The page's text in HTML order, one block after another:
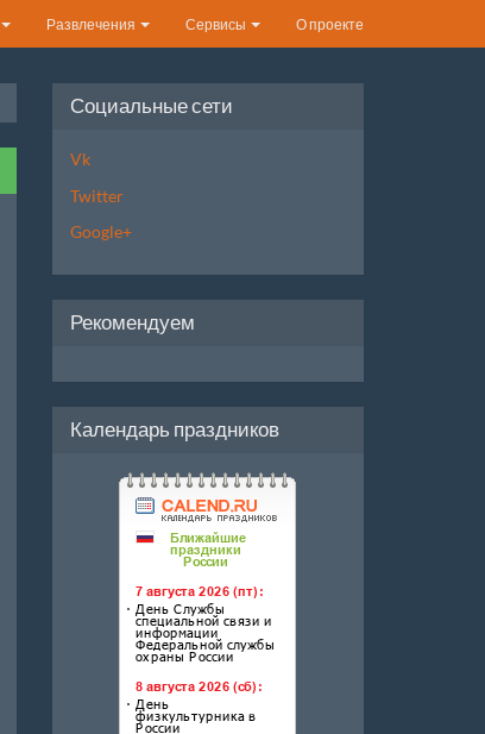
Развлечения Сервисы О проекте
Социальные сети
Vk
Twitter
Google+
Рекомендуем
Календарь праздников